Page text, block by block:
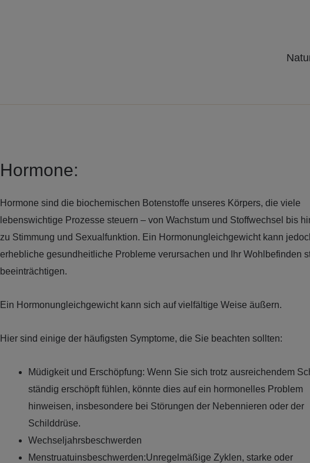
Hormone:
Hormone sind die biochemischen Botenstoffe unseres Körpers, die viele
lebenswichtige Prozesse steuern – von Wachstum und Stoffwechsel bis
zu Stimmung und Sexualfunktion. Ein Hormonungleichgewicht kann
erhebliche gesundheitliche Probleme verursachen und Ihr Wohlbefinden
beeinträchtigen.
Ein Hormonungleichgewicht kann sich auf vielfältige Weise äußern.
Hier sind einige der häufigsten Symptome, die Sie beachten sollten:
Müdigkeit und Erschöpfung: Wenn Sie sich trotz ausreichendem
ständig erschöpft fühlen, könnte dies auf ein hormonelles Problem
hinweisen, insbesondere bei Störungen der Nebennieren oder der
Schilddrüse.
Wechseljahrsbeschwerden
Menstruatuinsbeschwerden:Unregelmäßige Zyklen, starke oder